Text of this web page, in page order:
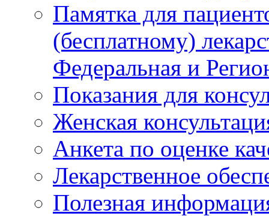
Памятка для
(бесплатному)
Федеральная и
Показания для
Женская
Анкета по оценке
Лекарственное
Полезная